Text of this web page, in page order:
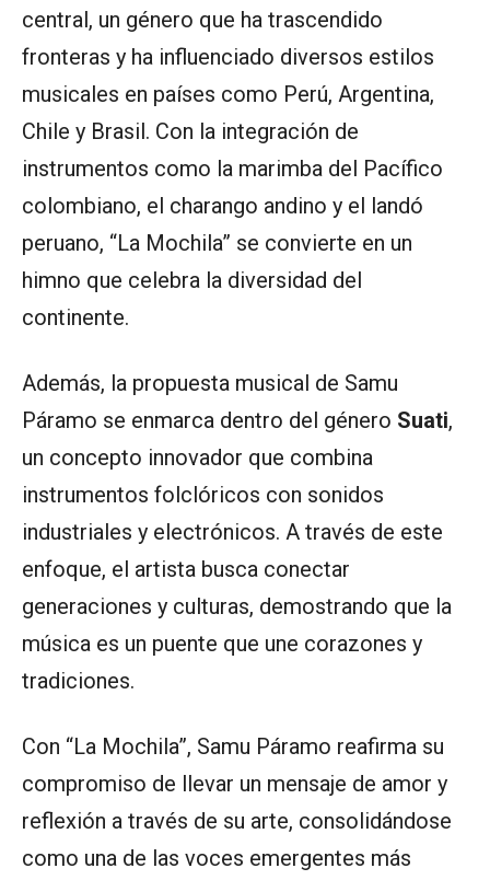
central, un género que ha trascendido
fronteras y ha influenciado diversos estilos
musicales en países como Perú, Argentina,
Chile y Brasil. Con la integración de
instrumentos como la marimba del Pacífico
colombiano, el charango andino y el landó
peruano, “La Mochila” se convierte en un
himno que celebra la diversidad del
continente.
Además, la propuesta musical de Samu
Páramo se enmarca dentro del género Suati,
un concepto innovador que combina
instrumentos folclóricos con sonidos
industriales y electrónicos. A través de este
enfoque, el artista busca conectar
generaciones y culturas, demostrando que la
música es un puente que une corazones y
tradiciones.
Con “La Mochila”, Samu Páramo reafirma su
compromiso de llevar un mensaje de amor y
reflexión a través de su arte, consolidándose
como una de las voces emergentes más